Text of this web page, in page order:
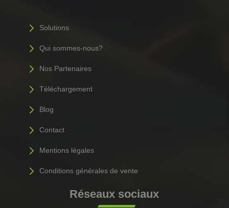
5 Solutions
5 Qui sommes-nous?
5 Nos Partenaires
5 Téléchargement
5 Blog
5 Contact
5 Mentions légales
5 Conditions générales de vente
Réseaux sociaux